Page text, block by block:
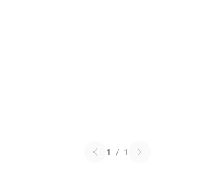
1 / 1